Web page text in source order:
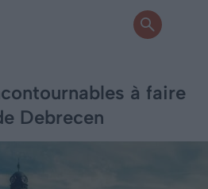
à faire
Debrecen